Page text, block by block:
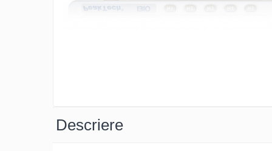
Osciloscoape GW INSTEK
Osciloscoape TELEDYNE LECROY
Descriere